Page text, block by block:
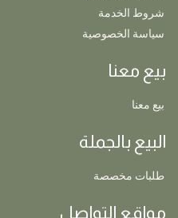
شروط الخدمة
سياسة الخصوصية
بيع معنا
بيع معنا
البيع بالجملة
طلبات مخصصة
مواقع التواصل